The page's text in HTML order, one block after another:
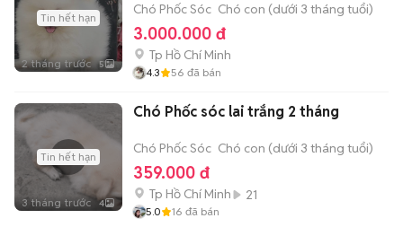
Tin hết hạn
2 tháng trước 5
Chó Phốc Sóc Chó con (dưới 3 tháng tuổi)
3.000.000 đ
Tp Hồ Chí Minh
4.3 56 đã bán
Tin hết hạn
3 tháng trước 4
Chó Phốc sóc lai trắng 2 tháng
Chó Phốc Sóc Chó con (dưới 3 tháng tuổi)
359.000 đ
Tp Hồ Chí Minh 21
5.0 16 đã bán